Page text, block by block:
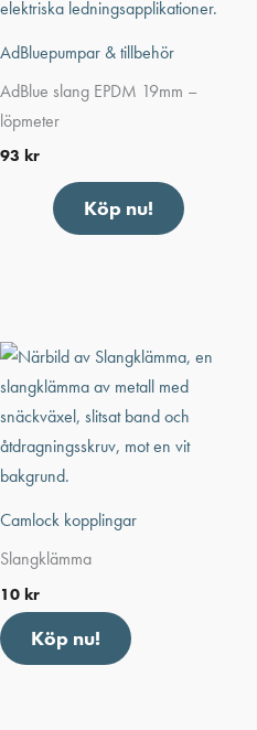
AdBluepumpar & tillbehör
AdBlue slang EPDM 19mm –
löpmeter
93 kr
Köp nu!
Camlock kopplingar
Slangklämma
10 kr
Köp nu!